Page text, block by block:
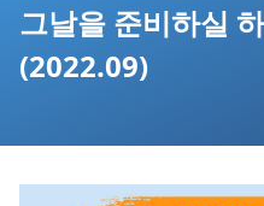
그날을 준비하실
(2022.09)